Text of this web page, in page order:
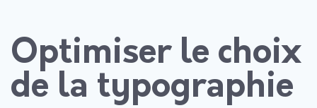
Optimiser le choix
de la typographie